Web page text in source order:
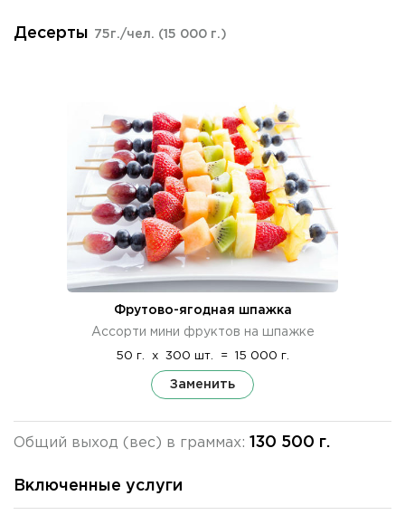
Десерты 75г./чел. (15 000 г.)
Фрутово-ягодная шпажка
Ассорти мини фруктов на шпажке
50 г. x 300 шт. = 15 000 г.
Заменить
Общий выход (вес) в граммах: 130 500 г.
Включенные услуги